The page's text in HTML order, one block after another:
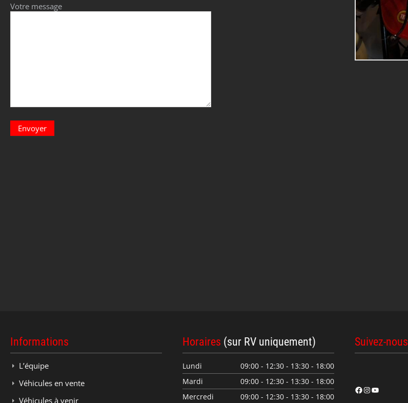
Votre message
Informations
L’équipe
Véhicules en vente
Véhicules à venir
Horaires (sur RV uniquement)
Lundi
09:00 - 12:30 - 13:30 - 18:00
Mardi
09:00 - 12:30 - 13:30 - 18:00
Mercredi
09:00 - 12:30 - 13:30 - 18:00
Suivez-nous
Facebook
Instagram
YouTube